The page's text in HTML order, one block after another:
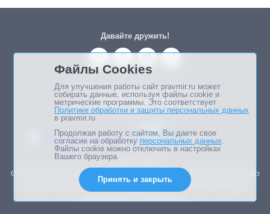
Давайте дружить!
Памяти основателя
© 2003—2026.
Сетевое издание Правмир зарегистрировано в Федеральной службе по
надзору в сфере связи, информационных технологий и массовых
Файлы Cookies
Для улучшения работы сайт pravmir.ru может
собирать данные, используя файлы cookie и
метрические программы. Это соответствует
Политике обработки и защиты персональных данных
в pravmir.ru
Продолжая работу с сайтом, Вы даете свое
согласие на обработку персональных данных.
Файлы cookie можно отключить в настройках
Вашего браузера.
Принять и закрыть